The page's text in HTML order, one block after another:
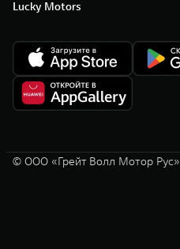
Lucky Motors
© ООО «Грейт Волл Мотор Рус»